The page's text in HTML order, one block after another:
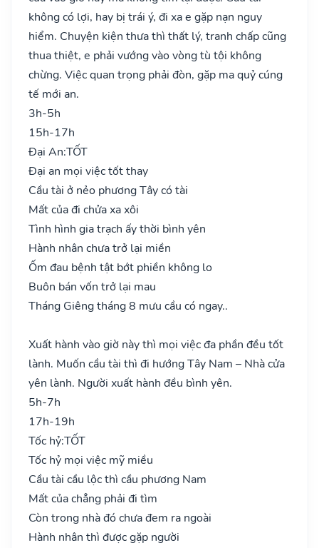
không có lợi, hay bị trái ý, đi xa e gặp nạn nguy
hiểm. Chuyện kiện thưa thì thất lý, tranh chấp cũng
thua thiệt, e phải vướng vào vòng tù tội không
chừng. Việc quan trọng phải đòn, gặp ma quỷ cúng
tế mới an.
3h-5h
15h-17h
Đại An:TỐT
Đại an mọi việc tốt thay
Cầu tài ở nẻo phương Tây có tài
Mất của đi chửa xa xôi
Tình hình gia trạch ấy thời bình yên
Hành nhân chưa trở lại miền
Ốm đau bệnh tật bớt phiền không lo
Buôn bán vốn trở lại mau
Tháng Giêng tháng 8 mưu cầu có ngay..
Xuất hành vào giờ này thì mọi việc đa phần đều tốt
lành. Muốn cầu tài thì đi hướng Tây Nam – Nhà cửa
yên lành. Người xuất hành đều bình yên.
5h-7h
17h-19h
Tốc hỷ:TỐT
Tốc hỷ mọi việc mỹ miều
Cầu tài cầu lộc thì cầu phương Nam
Mất của chẳng phải đi tìm
Còn trong nhà đó chưa đem ra ngoài
Hành nhân thì được gặp người